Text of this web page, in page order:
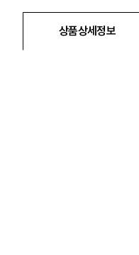
상품상세정보